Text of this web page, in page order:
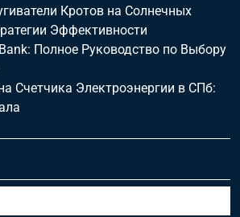
Кротов на Солнечных
Эффективности
Полное Руководство по Выбору
Счетчика Электроэнергии в СПб: